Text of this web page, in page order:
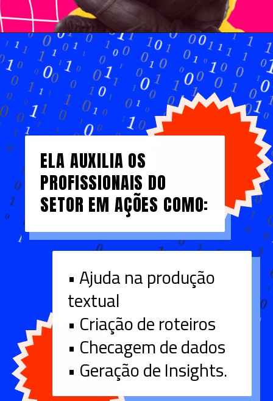
• Ajuda na produção
textual
• Criação de roteiros
• Checagem de dados
• Geração de Insights.
ELA AUXILIA OS
PROFISSIONAIS DO
SETOR EM AÇÕES COMO: